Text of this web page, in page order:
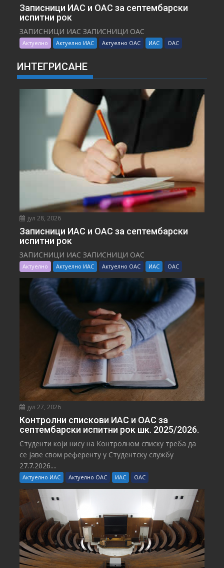
Записници ИАС и ОАС за септембарски
испитни рок
ЗАПИСНИЦИ ИАС ЗАПИСНИЦИ ОАС
Актуелно Актуелно ИАС Актуелно ОАС ИАС ОАС
ИНТЕГРИСАНЕ
јул 28, 2026
Записници ИАС и ОАС за септембарски
испитни рок
ЗАПИСНИЦИ ИАС ЗАПИСНИЦИ ОАС
Актуелно Актуелно ИАС Актуелно ОАС ИАС ОАС
јул 27, 2026
Контролни спискови ИАС и ОАС за
септембарски испитни рок шк. 2025/2026.
Студенти који нису на Контролном списку треба да
се јаве свом референту у Студентску службу
27.7.2026....
Актуелно ИАС Актуелно ОАС ИАС ОАС